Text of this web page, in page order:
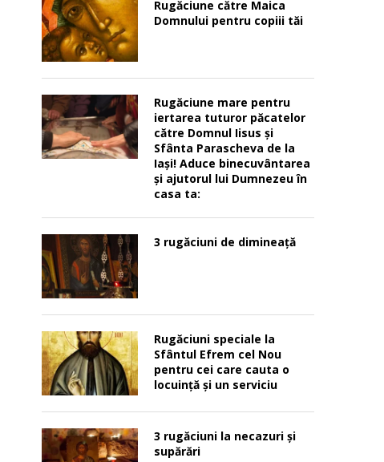
Rugăciune către Maica
Domnului pentru copiii tăi
Rugăciune mare pentru
iertarea tuturor păcatelor
către Domnul Iisus şi
Sfânta Parascheva de la
Iaşi! Aduce binecuvântarea
şi ajutorul lui Dumnezeu în
casa ta:
3 rugăciuni de dimineață
Rugăciuni speciale la
Sfântul Efrem cel Nou
pentru cei care cauta o
locuinţă şi un serviciu
3 rugăciuni la necazuri și
supărări